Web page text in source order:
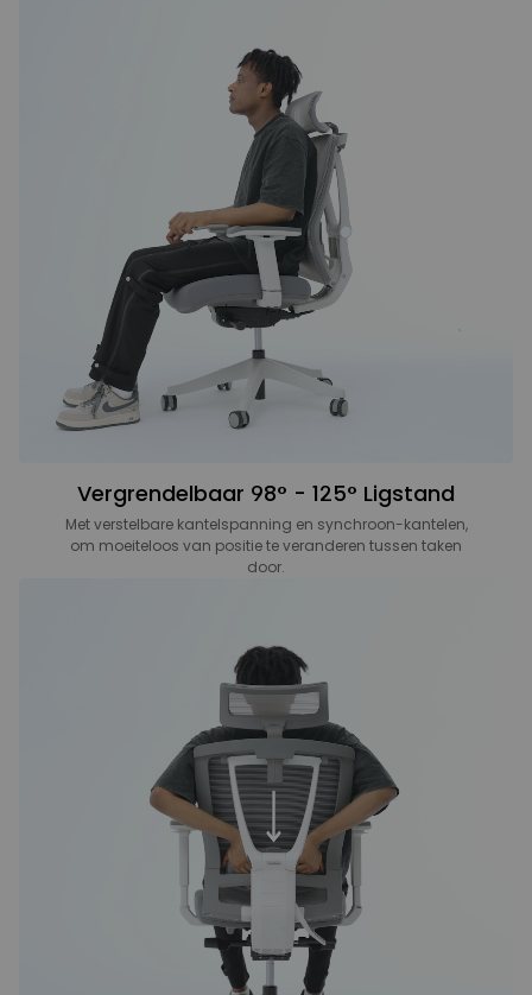
Vergrendelbaar 98° - 125° Ligstand
Met verstelbare kantelspanning en synchroon-kantelen,
om moeiteloos van positie te veranderen tussen taken
door.